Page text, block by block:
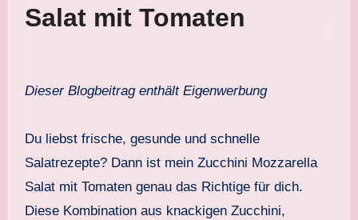
Salat mit Tomaten
Dieser Blogbeitrag enthält Eigenwerbung
Du liebst frische, gesunde und schnelle
Salatrezepte? Dann ist mein Zucchini Mozzarella
Salat mit Tomaten genau das Richtige für dich.
Diese Kombination aus knackigen Zucchini,